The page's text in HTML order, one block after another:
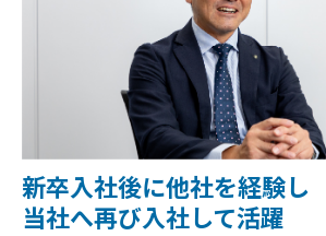
新卒入社後に他社を経験し
当社へ再び入社して活躍